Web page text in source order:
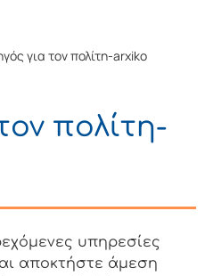
για τον πολίτη-arxiko
πολίτη-
υπηρεσίες
αποκτήστε άμεση